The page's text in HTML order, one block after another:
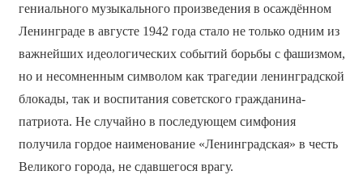
гениального музыкального произведения в осаждённом
Ленинграде в августе 1942 года стало не только одним из
важнейших идеологических событий борьбы с фашизмом,
но и несомненным символом как трагедии ленинградской
блокады, так и воспитания советского гражданина-
патриота. Не случайно в последующем симфония
получила гордое наименование «Ленинградская» в честь
Великого города, не сдавшегося врагу.